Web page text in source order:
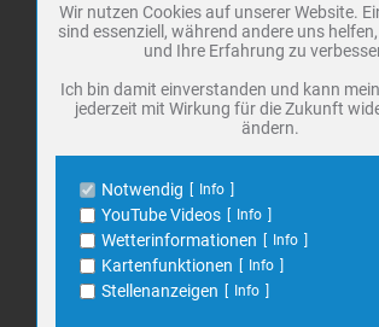
Stadt Bad
Markt 1
Telefon: 034671 7
E-Mail:info@bad-frankenhausen.de
Search
Name
PHP Session Cookie
Anbieter
Eigentümer dieser Website
Schutz
Cookie Name
PHPSESSID, fe_typo_user
Name
Cookiespeicherung
Anbieter
Eigentümer dieser Website
Zweck
Speichert die Einstellungen
bezüglich der Speicherung
Cookie Name
dywc
Wir nutzen Cookies auf unserer Website.
sind essenziell, während andere uns
und Ihre Erfahrung zu
Ich bin damit einverstanden und kann
jederzeit mit Wirkung für die Zukunft
ändern.
Notwendig Info
YouTube Videos Info
Wetterinformationen Info
Kartenfunktionen Info
Stellenanzeigen Info